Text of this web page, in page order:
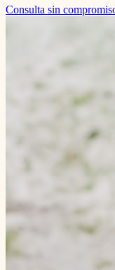
Consulta sin